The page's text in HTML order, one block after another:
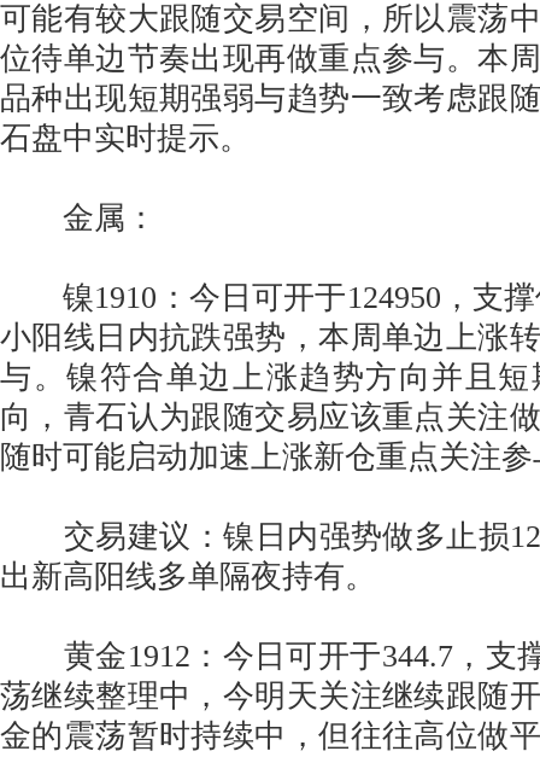
可能有较大跟随交易空间，所以震荡
位待单边节奏出现再做重点参与。本
品种出现短期强弱与趋势一致考虑跟
石盘中实时提示。
金属：
镍1910：今日可开于124950，支撑
小阳线日内抗跌强势，本周单边上涨
与。镍符合单边上涨趋势方向并且
向，青石认为跟随交易应该重点关注
随时可能启动加速上涨新仓重点关注
交易建议：镍日内强势做多止损
出新高阳线多单隔夜持有。
黄金1912：今日可开于344.7，支
荡继续整理中，今明天关注继续跟随
金的震荡暂时持续中，但往往高位做